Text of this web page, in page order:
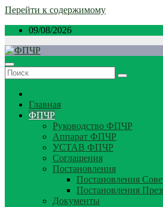
Перейти к содержимому
09/08/2026
Главная
ФПЧР
Руководство ФПЧР
Аппарат ФПЧР
УСТАВ ФПЧР
Соглашения
Постановления
Постановления
Постановления
Документы